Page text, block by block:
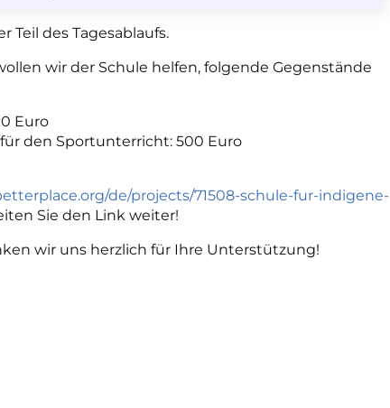
Teil des Tagesablaufs.
wir der Schule helfen, folgende Gegenstände
Euro
den Sportunterricht: 500 Euro
de/projects/71508-schule-fur-indigene-
Sie den Link weiter!
wir uns herzlich für Ihre Unterstützung!